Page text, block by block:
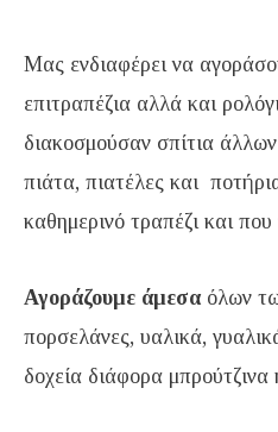
Μας ενδιαφέρει να
επιτραπέζια αλλά και
διακοσμούσαν σπίτια
πιάτα, πιατέλες και
καθημερινό τραπέζι και
Αγοράζουμε άμεσα όλων
πορσελάνες, υαλικά,
δοχεία διάφορα μπρούτζινα